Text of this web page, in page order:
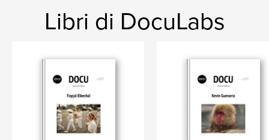
, Daniel
Libri di DocuLabs